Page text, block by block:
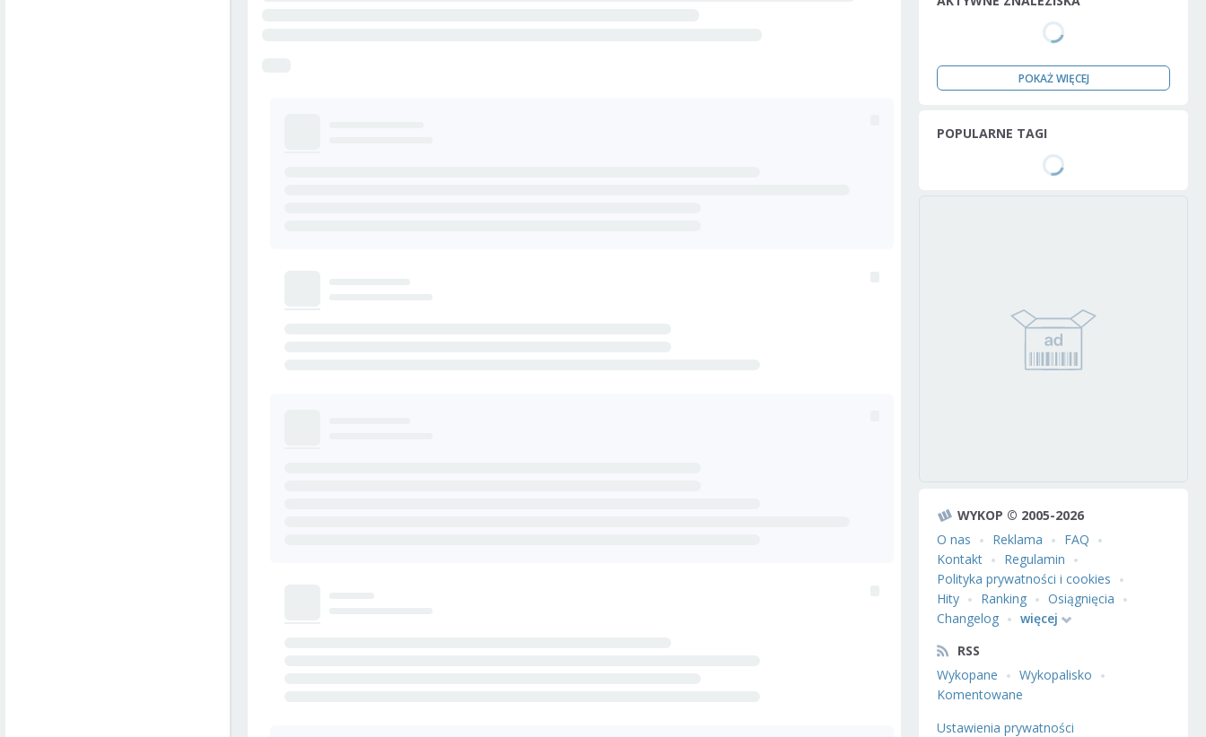
POKAŻ WIĘCEJ
POPULARNE TAGI
WYKOP © 2005-2026
O nas
Reklama
FAQ
Kontakt
Regulamin
Polityka prywatności i cookies
Hity
Ranking
Osiągnięcia
Changelog
więcej
RSS
Wykopane
Wykopalisko
Komentowane
Ustawienia prywatności